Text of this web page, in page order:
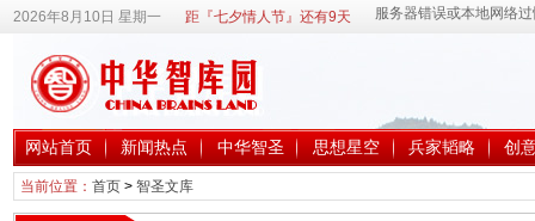
2026年8月10日 星期一 距『七夕情人节』还有9天
网站首页 新闻热点 中华智圣 思想星空 兵家韬略 创
当前位置： 首页> 智圣文库